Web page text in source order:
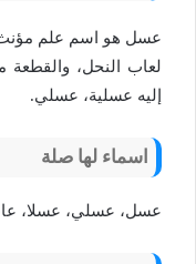
عسل هو اسم علم مؤنث
لعاب النحل، والقطعة
إليه عسلية، عسلي.
اسماء لها صلة
عسل، عسلي، عسلا،